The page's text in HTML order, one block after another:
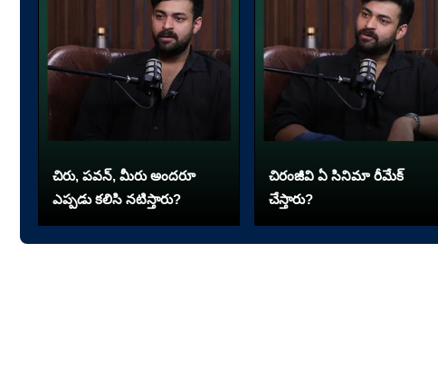
చిరు, పవన్, మీరు అందరూ
ఎప్పడు కలిసి నటిస్తారు?
చిరంజీవి ఏ సినిమా రీమేక్
చేస్తారు?